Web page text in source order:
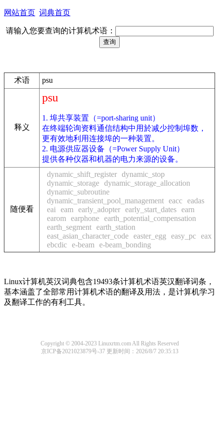
网站首页 词典首页
请输入您要查询的计算机术语：
术语 psu
释义
psu
1. 埠共享装置（=port-sharing unit）
在终端轮询资料通信结构中用於减少控制埠数，
更有效地利用连接埠的一种装置。
2. 电源供应器设备（=Power Supply Unit）
提供各种仪器和机器的电力来源的设备。
随便看
dynamic_shift_register dynamic_stop
dynamic_storage dynamic_storage_allocation
dynamic_subroutine
dynamic_transient_pool_management eacc eadas
eai
eam early_adopter early_start_dates earn
earom
earphone earth_potential_compensation
earth_segment earth_station
east_asian_character_code easter_egg easy_pc eax
ebcdic e-beam e-beam_bonding
Linux计算机英汉词典包含19493条计算机术语英汉翻译词条，
基本涵盖了全部常用计算机术语的翻译及用法，是计算机学习
及翻译工作的有利工具。
Copyright © 2004-2023 Linuxrtm.com All Rights Reserved
京ICP备2021023879号-37更新时间：2026/8/7 20:35:13